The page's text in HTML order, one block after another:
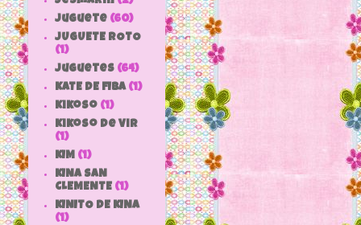
juguete (60)
JUGUETE ROTO
(1)
Juguetes (64)
KATE DE FIBA (1)
Kikoso (1)
Kikoso de Vir
(1)
KIM (1)
KINA SAN
CLEMENTE (1)
KINITO DE KINA
(1)